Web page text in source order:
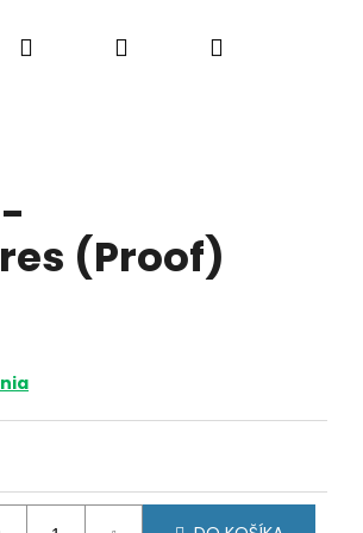
poukazy Kontakt
Hľadať PrihlásenieNákupný
(Proof)